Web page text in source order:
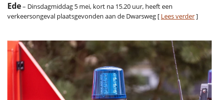
Ede– Dinsdagmiddag 5 mei, kort na 15.20 uur, heeft een
verkeersongeval plaatsgevonden aan de Dwarsweg [ Lees verder]